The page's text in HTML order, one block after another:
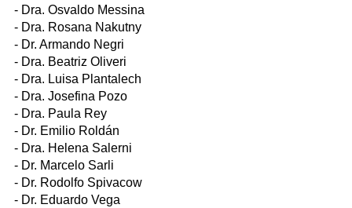
- Dra. Osvaldo Messina
- Dra. Rosana Nakutny
- Dr. Armando Negri
- Dra. Beatriz Oliveri
- Dra. Luisa Plantalech
- Dra. Josefina Pozo
- Dra. Paula Rey
- Dr. Emilio Roldán
- Dra. Helena Salerni
- Dr. Marcelo Sarli
- Dr. Rodolfo Spivacow
- Dr. Eduardo Vega